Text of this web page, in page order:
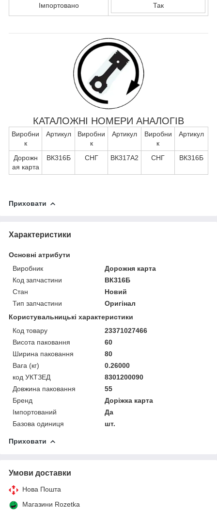
Імпортовано Так
КАТАЛОЖНІ НОМЕРИ АНАЛОГІВ
Виробни
к
Артикул
Виробни
к
Артикул
Виробни
к
Артикул
Дорожн
ая карта
ВК316Б СНГ ВК317А2 СНГ ВК316Б
Приховати
Характеристики
Основні атрибути
Виробник
Дорожня карта
Код запчастини
ВК316Б
Стан
Новий
Тип запчастини
Оригінал
Користувальницькі характеристики
Код товару
23371027466
Висота паковання
60
Ширина паковання
80
Вага (кг)
0.26000
код УКТЗЕД
8301200090
Довжина паковання
55
Бренд
Доріжка карта
Імпортований
Да
Базова одиниця
шт.
Приховати
Умови доставки
Нова Пошта
Магазини Rozetka